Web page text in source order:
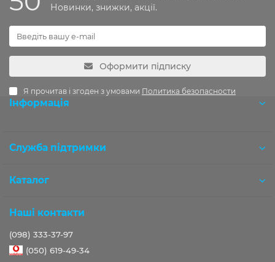
Новинки, знижки, акції.
Оформити підписку
Я прочитав і згоден з умовами Политика безопасности
Інформація
Служба підтримки
Каталог
Наші контакти
(098) 333-37-97
(050) 619-49-34